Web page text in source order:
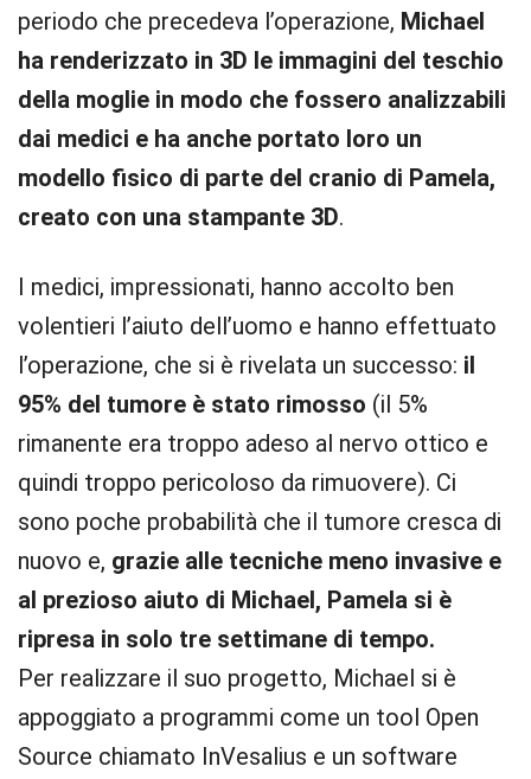
periodo che precedeva l’operazione, Michael
ha renderizzato in 3D le immagini del teschio
della moglie in modo che fossero analizzabili
dai medici e ha anche portato loro un
modello fisico di parte del cranio di Pamela,
creato con una stampante 3D.
I medici, impressionati, hanno accolto ben
volentieri l’aiuto dell’uomo e hanno effettuato
l’operazione, che si è rivelata un successo: il
95% del tumore è stato rimosso (il 5%
rimanente era troppo adeso al nervo ottico e
quindi troppo pericoloso da rimuovere). Ci
sono poche probabilità che il tumore cresca di
nuovo e, grazie alle tecniche meno invasive e
al prezioso aiuto di Michael, Pamela si è
ripresa in solo tre settimane di tempo.
Per realizzare il suo progetto, Michael si è
appoggiato a programmi come un tool Open
Source chiamato InVesalius e un software